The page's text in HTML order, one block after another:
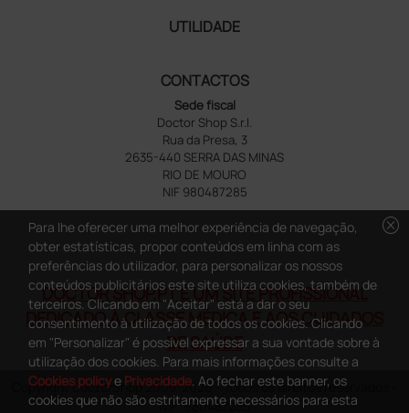
UTILIDADE
CONTACTOS
Sede fiscal
Doctor Shop S.r.l.
Rua da Presa, 3
2635-440 SERRA DAS MINAS
RIO DE MOURO
NIF 980487285
DOCTOR SHOP.PT É UM SITE PROFISSIONAL
DEDICADO À CLASSE MÉDICA E AOS CUIDADOS
DE SAÚDE
Copyright DoctorShop 2005-2026 - Todos os direitos reservados -
NIF: 980487285
cancel
Para lhe oferecer uma melhor experiência de navegação,
obter estatísticas, propor conteúdos em linha com as
preferências do utilizador, para personalizar os nossos
conteúdos publicitários este site utiliza cookies, também de
terceiros. Clicando em "Aceitar" está a dar o seu
consentimento à utilização de todos os cookies. Clicando
em "Personalizar" é possível expressar a sua vontade sobre à
utilização dos cookies. Para mais informações consulte a
Cookies policye Privacidade. Ao fechar este banner, os
cookies que não são estritamente necessários para esta